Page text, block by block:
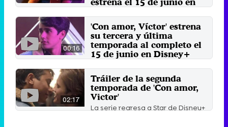
Disney+
La ficción adolescente, que
amplía el universo de la película
"Con amor, Simon", se ...
23 de mayo 2022
00:16
'Con amor, Víctor' estrena
su tercera y última
temporada al completo el
15 de junio en Disney+
quiere ser.
29 de abril 2022
02:17
Tráiler de la segunda
temporada de 'Con amor,
Victor'
La serie regresa a Star de Disney+